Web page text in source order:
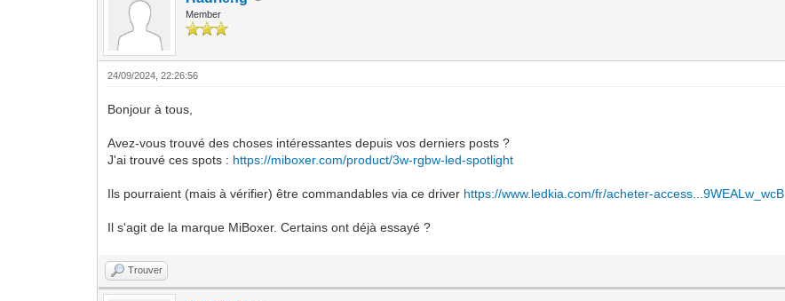
Member
24/09/2024, 22:26:56
Bonjour à tous,
Avez-vous trouvé des choses intéressantes depuis vos derniers posts ?
J'ai trouvé ces spots : https://miboxer.com/product/3w-rgbw-led-spotlight
Ils pourraient (mais à vérifier) être commandables via ce driver https://www.ledkia.com/fr/acheter-access...9WEALw_wcB
Il s'agit de la marque MiBoxer. Certains ont déjà essayé ?
Trouver